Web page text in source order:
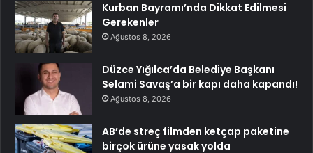
Kurban Bayramı’nda Dikkat Edilmesi
Gerekenler
Ağustos 8, 2026
Düzce Yığılca’da Belediye Başkanı
Selami Savaş’a bir kapı daha kapandı!
Ağustos 8, 2026
AB’de streç filmden ketçap paketine
birçok ürüne yasak yolda